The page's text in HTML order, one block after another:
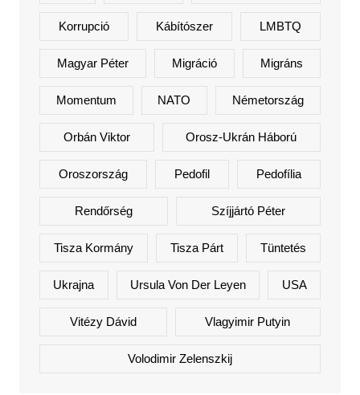
Korrupció Kábítószer LMBTQ
Magyar Péter Migráció Migráns
Momentum NATO Németország
Orbán Viktor Orosz-Ukrán Háború
Oroszország Pedofil Pedofília
Rendőrség Szíjjártó Péter
Tisza Kormány Tisza Párt Tüntetés
Ukrajna Ursula Von Der Leyen USA
Vitézy Dávid Vlagyimir Putyin
Volodimir Zelenszkij